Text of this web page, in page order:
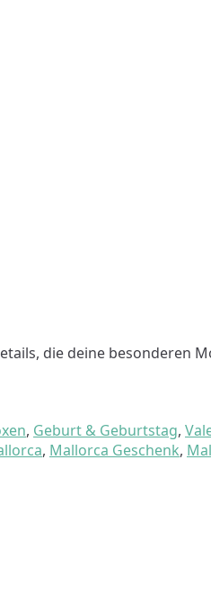
die deine besonderen
, Geburt & Geburtstag,
, Mallorca Geschenk,